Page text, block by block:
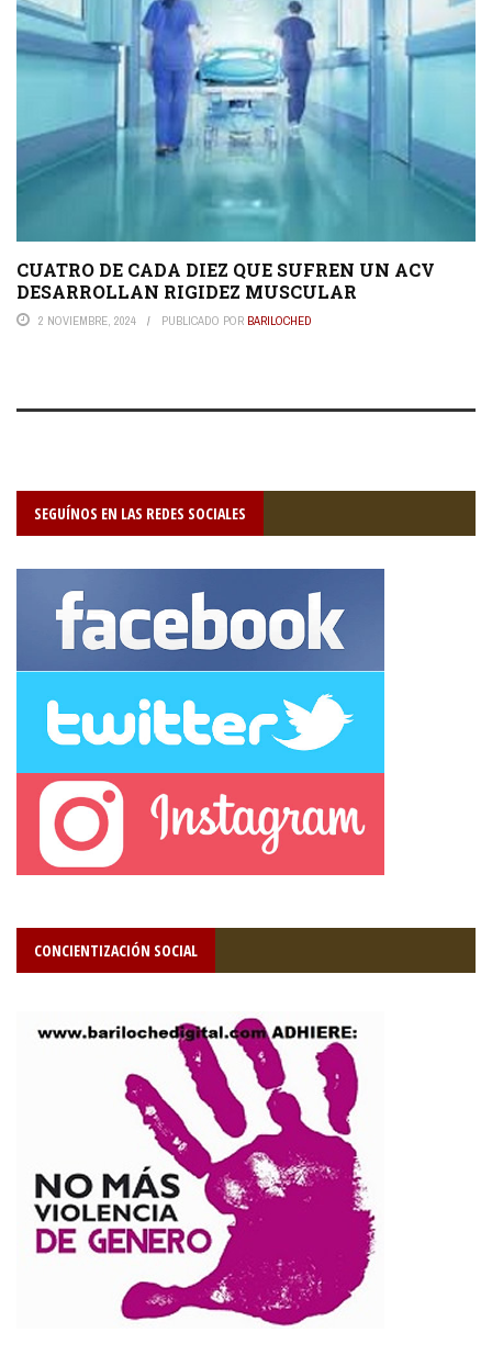
CUATRO DE CADA DIEZ QUE SUFREN UN ACV
DESARROLLAN RIGIDEZ MUSCULAR
2 NOVIEMBRE, 2024 PUBLICADO POR BARILOCHED
SEGUÍNOS EN LAS REDES SOCIALES
CONCIENTIZACIÓN SOCIAL